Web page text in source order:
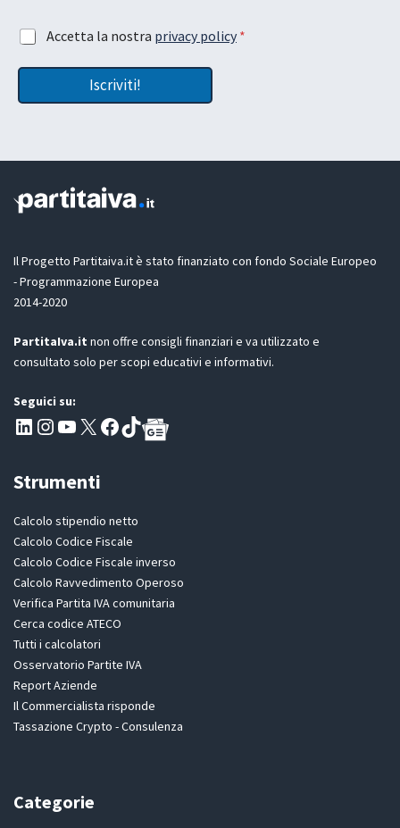
e
m
c
a
a
*
A
c
t
n
D
R
*
Accetta la nostra privacy policy *
Iscriviti!
Il Progetto Partitaiva.it è stato finanziato con fondo Sociale Europeo
- Programmazione Europea
2014-2020
PartitaIva.it non offre consigli finanziari e va utilizzato e
consultato solo per scopi educativi e informativi.
Seguici su:
Pagina LinkedIn PartitaIva
Instagram
Canale YouTube Evoluzione - Partitaiva.it
X Segui PartitaIva su Facebook
TikTok
Strumenti
Calcolo stipendio netto
Calcolo Codice Fiscale
Calcolo Codice Fiscale inverso
Calcolo Ravvedimento Operoso
Verifica Partita IVA comunitaria
Cerca codice ATECO
Tutti i calcolatori
Osservatorio Partite IVA
Report Aziende
Il Commercialista risponde
Tassazione Crypto - Consulenza
Categorie